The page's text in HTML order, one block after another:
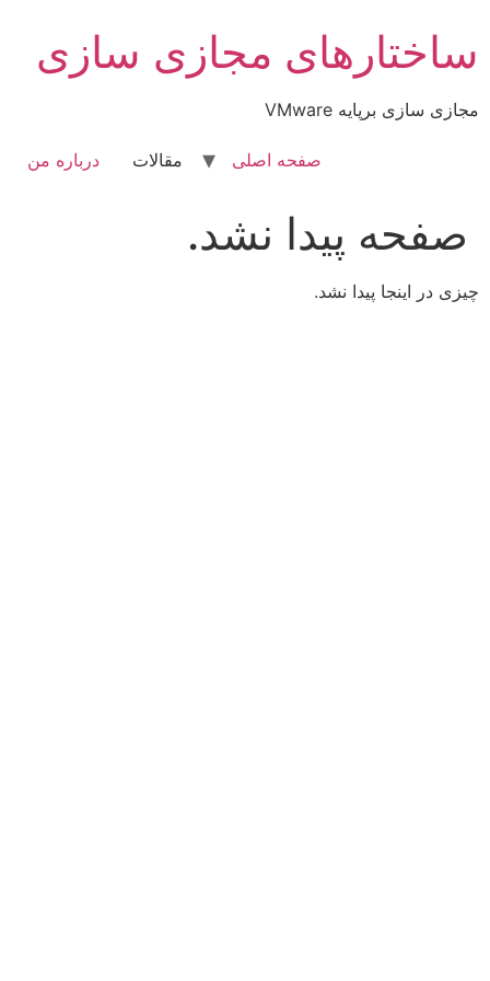
محتوا
ساختارهای مجازی سازی
مجازی سازی برپایه VMware
صفحه اصلی مقالات درباره من
صفحه پیدا نشد.
چیزی در اینجا پیدا نشد.